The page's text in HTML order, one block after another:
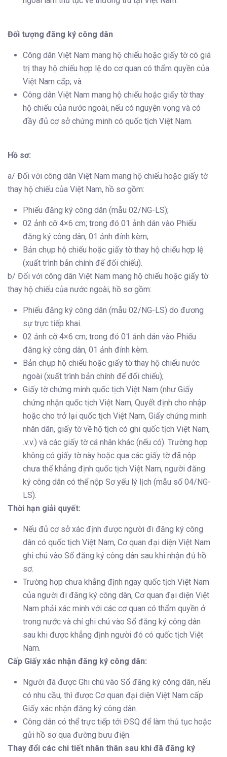
Đối tượng đăng ký công dân
Công dân Việt Nam mang hộ chiếu hoặc giấy tờ có giá
trị thay hộ chiếu hợp lệ do cơ quan có thẩm quyền của
Việt Nam cấp; và
Công dân Việt Nam mang hộ chiếu hoặc giấy tờ thay
hộ chiếu của nước ngoài, nếu có nguyện vọng và có
đầy đủ cơ sở chứng minh có quốc tịch Việt Nam.
Hồ sơ:
a/ Đối với công dân Việt Nam mang hộ chiếu hoặc giấy tờ
thay hộ chiếu của Việt Nam, hồ sơ gồm:
Phiếu đăng ký công dân (mẫu 02/NG-LS);
02 ảnh cỡ 4×6 cm; trong đó 01 ảnh dán vào Phiếu
đăng ký công dân, 01 ảnh đính kèm;
Bản chụp hộ chiếu hoặc giấy tờ thay hộ chiếu hợp lệ
(xuất trình bản chính để đối chiếu).
b/ Đối với công dân Việt Nam mang hộ chiếu hoặc giấy tờ
thay hộ chiếu của nước ngoài, hồ sơ gồm:
Phiếu đăng ký công dân (mẫu 02/NG-LS) do đương
sự trực tiếp khai.
02 ảnh cỡ 4×6 cm; trong đó 01 ảnh dán vào Phiếu
đăng ký công dân, 01 ảnh đính kèm.
Bản chụp hộ chiếu hoặc giấy tờ thay hộ chiếu nước
ngoài (xuất trình bản chính để đối chiếu);
Giấy tờ chứng minh quốc tịch Việt Nam (như Giấy
chứng nhận quốc tịch Việt Nam, Quyết định cho nhập
hoặc cho trở lại quốc tịch Việt Nam, Giấy chứng minh
nhân dân, giấy tờ về hộ tịch có ghi quốc tịch Việt Nam,
.v.v.) và các giấy tờ cá nhân khác (nếu có). Trường hợp
không có giấy tờ này hoặc qua các giấy tờ đã nộp
chưa thể khẳng định quốc tịch Việt Nam, người đăng
ký công dân có thể nộp Sơ yếu lý lịch (mẫu số 04/NG-
LS).
Thời hạn giải quyết:
Nếu đủ cơ sở xác định được người đi đăng ký công
dân có quốc tịch Việt Nam, Cơ quan đại diện Việt Nam
ghi chú vào Sổ đăng ký công dân sau khi nhận đủ hồ
sơ.
Trường hợp chưa khẳng định ngay quốc tịch Việt Nam
của người đi đăng ký công dân, Cơ quan đại diện Việt
Nam phải xác minh với các cơ quan có thẩm quyền ở
trong nước và chỉ ghi chú vào Sổ đăng ký công dân
sau khi được khẳng định người đó có quốc tịch Việt
Nam.
Cấp Giấy xác nhận đăng ký công dân:
Người đã được Ghi chú vào Sổ đăng ký công dân, nếu
có nhu cầu, thì được Cơ quan đại diện Việt Nam cấp
Giấy xác nhận đăng ký công dân.
Công dân có thể trực tiếp tới ĐSQ để làm thủ tục hoặc
gửi hồ sơ qua đường bưu điện.
Thay đổi các chi tiết nhân thân sau khi đã đăng ký